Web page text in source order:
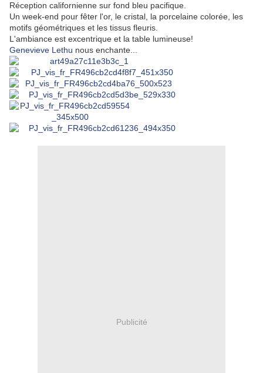
Réception californienne sur fond bleu pacifique.
Un week-end pour fêter l'or, le cristal, la porcelaine colorée, les
motifs géométriques et les tissus fleuris.
L'ambiance est excentrique et la table lumineuse!
Genevieve Lethu nous enchante...
Publicité